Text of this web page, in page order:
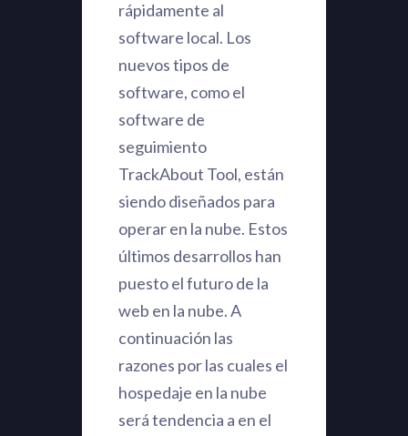
rápidamente al
software local. Los
nuevos tipos de
software, como el
software de
seguimiento
TrackAbout Tool, están
siendo diseñados para
operar en la nube. Estos
últimos desarrollos han
puesto el futuro de la
web en la nube. A
continuación las
razones por las cuales el
hospedaje en la nube
será tendencia a en el